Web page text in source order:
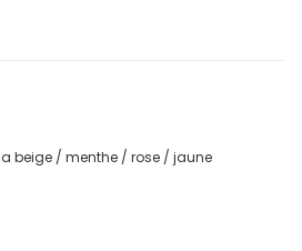
beige / menthe / rose / jaune